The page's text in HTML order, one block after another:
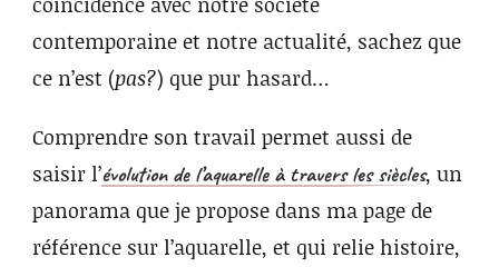
contemporaine et notre actualité, sachez que
ce n’est (pas?) que pur hasard…
Comprendre son travail permet aussi de
saisir l’évolution de l’aquarelle à travers les siècles, un
panorama que je propose dans ma page de
référence sur l’aquarelle, et qui relie histoire,